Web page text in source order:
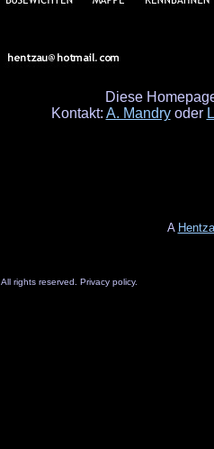
Diese
Kontakt: A. Mandryoder
A
. All rights reserved. Privacy policy.